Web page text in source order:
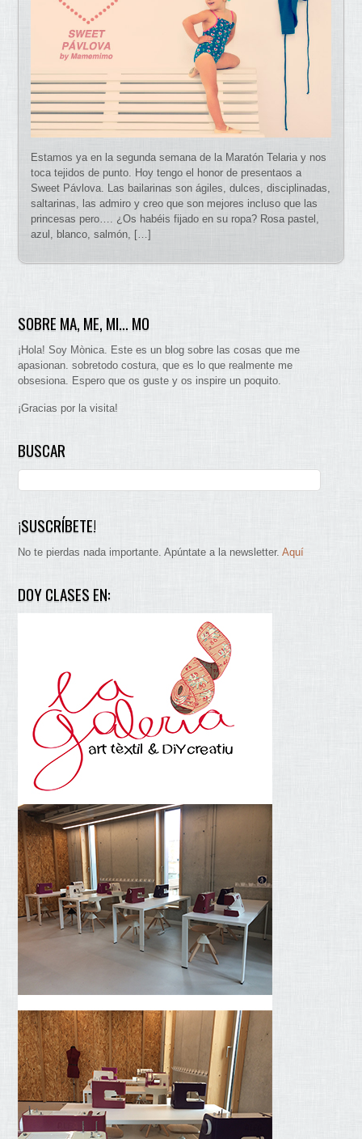
Estamos ya en la segunda semana de la Maratón Telaria y nos
toca tejidos de punto. Hoy tengo el honor de presentaos a
Sweet Pávlova. Las bailarinas son ágiles, dulces, disciplinadas,
saltarinas, las admiro y creo que son mejores incluso que las
princesas pero…. ¿Os habéis fijado en su ropa? Rosa pastel,
azul, blanco, salmón, […]
SOBRE MA, ME, MI… MO
¡Hola! Soy Mònica. Este es un blog sobre las cosas que me
apasionan. sobretodo costura, que es lo que realmente me
obsesiona. Espero que os guste y os inspire un poquito.
¡Gracias por la visita!
BUSCAR
¡SUSCRÍBETE!
No te pierdas nada importante. Apúntate a la newsletter.Aquí
DOY CLASES EN: